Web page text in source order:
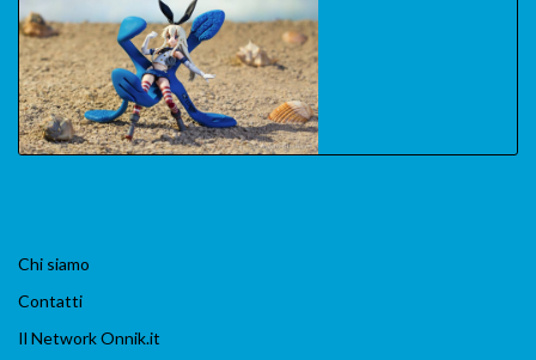
Chi siamo
Contatti
Il Network Onnik.it